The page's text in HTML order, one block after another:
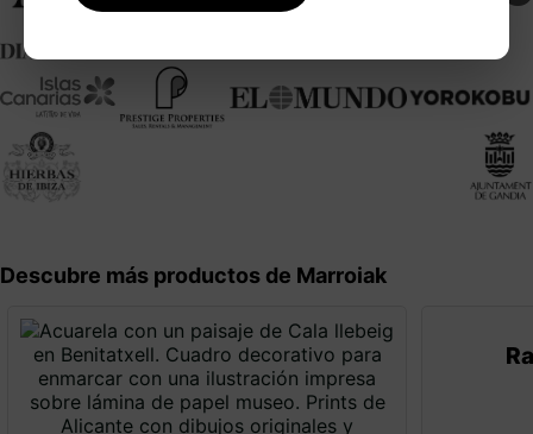
Descubre más productos de Marroiak